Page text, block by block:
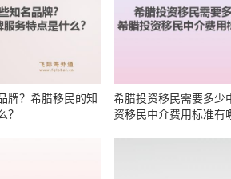
牌？希腊移民的知
？
希腊投资移民需要多少
资移民中介费用标准有